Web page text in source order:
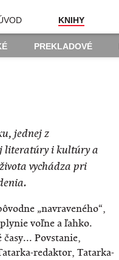
KNIHY
PREKLADOVÉ
jednej z
literatúry i kultúry a
vychádza pri
„navraveného“,
voľne a ľahko.
Povstanie,
redaktor, Tatarka-